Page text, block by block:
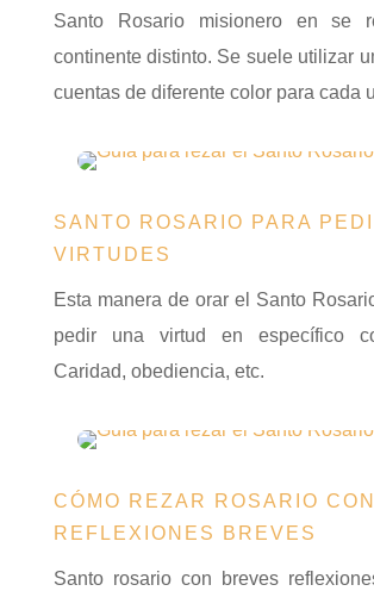
Santo Rosario misionero en se
continente distinto. Se suele utilizar
cuentas de diferente color para cada
SANTO ROSARIO PARA
VIRTUDES
Esta manera de orar el Santo
pedir una virtud en específico
Caridad, obediencia, etc.
CÓMO REZAR ROSARIO CON
REFLEXIONES BREVES
Santo rosario con breves